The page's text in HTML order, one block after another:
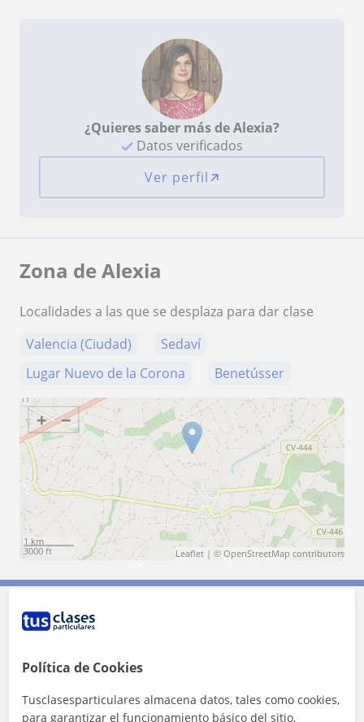
¿Quieres saber más de Alexia?
Datos verificados
Ver perfil
Zona de Alexia
Localidades a las que se desplaza para dar clase
Valencia (Ciudad)
Sedaví
Lugar Nuevo de la Corona
Benetússer
+ −
1 km
3000 ft
Leaflet | © OpenStreetMap contributors
Contacta con Alexia
Tarifa
1ª clase gratis
Política de Cookies
Tusclasesparticulares almacena datos, tales como cookies,
para garantizar el funcionamiento básico del sitio,